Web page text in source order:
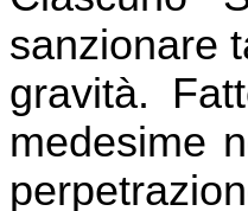
sanzionare
gravità.
medesime